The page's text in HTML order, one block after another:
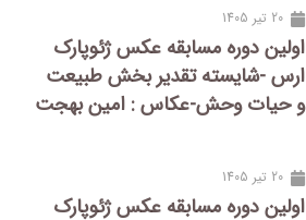
20 تیر 1405
اولین دوره مسابقه عکس ژئوپارک
ارس -شایسته تقدیر بخش طبیعت
و حیات وحش-عکاس : امین بهجت
20 تیر 1405
اولین دوره مسابقه عکس ژئوپارک